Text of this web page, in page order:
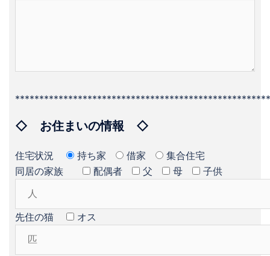
◇ お住まいの情報 ◇
住宅状況 持ち家 借家
集合住宅
同居の家族
配偶者 父 母 子供
先住の猫 オス